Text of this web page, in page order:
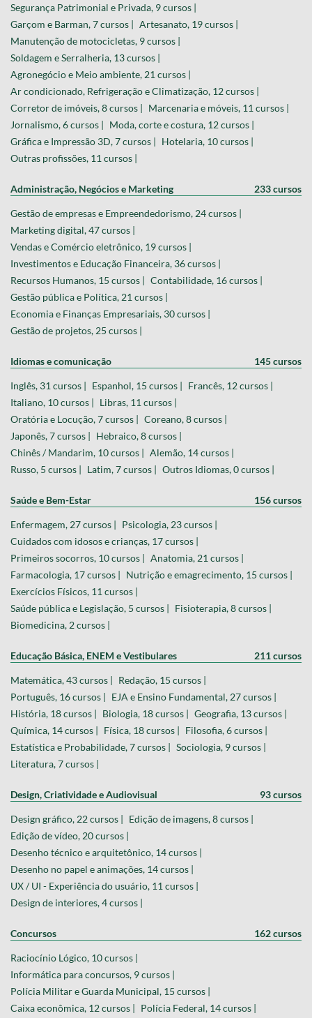
Segurança Patrimonial e Privada, 9 cursos |
Garçom e Barman, 7 cursos | Artesanato, 19 cursos |
Manutenção de motocicletas, 9 cursos |
Soldagem e Serralheria, 13 cursos |
Agronegócio e Meio ambiente, 21 cursos |
Ar condicionado, Refrigeração e Climatização, 12 cursos |
Corretor de imóveis, 8 cursos | Marcenaria e móveis, 11 cursos |
Jornalismo, 6 cursos | Moda, corte e costura, 12 cursos |
Gráfica e Impressão 3D, 7 cursos | Hotelaria, 10 cursos |
Outras profissões, 11 cursos |
Administração, Negócios e Marketing 233 cursos
Gestão de empresas e Empreendedorismo, 24 cursos |
Marketing digital, 47 cursos |
Vendas e Comércio eletrônico, 19 cursos |
Investimentos e Educação Financeira, 36 cursos |
Recursos Humanos, 15 cursos | Contabilidade, 16 cursos |
Gestão pública e Política, 21 cursos |
Economia e Finanças Empresariais, 30 cursos |
Gestão de projetos, 25 cursos |
Idiomas e comunicação 145 cursos
Inglês, 31 cursos | Espanhol, 15 cursos | Francês, 12 cursos |
Italiano, 10 cursos | Libras, 11 cursos |
Oratória e Locução, 7 cursos | Coreano, 8 cursos |
Japonês, 7 cursos | Hebraico, 8 cursos |
Chinês / Mandarim, 10 cursos | Alemão, 14 cursos |
Russo, 5 cursos | Latim, 7 cursos | Outros Idiomas, 0 cursos |
Saúde e Bem-Estar 156 cursos
Enfermagem, 27 cursos | Psicologia, 23 cursos |
Cuidados com idosos e crianças, 17 cursos |
Primeiros socorros, 10 cursos | Anatomia, 21 cursos |
Farmacologia, 17 cursos | Nutrição e emagrecimento, 15 cursos |
Exercícios Físicos, 11 cursos |
Saúde pública e Legislação, 5 cursos | Fisioterapia, 8 cursos |
Biomedicina, 2 cursos |
Educação Básica, ENEM e Vestibulares 211 cursos
Matemática, 43 cursos | Redação, 15 cursos |
Português, 16 cursos | EJA e Ensino Fundamental, 27 cursos |
História, 18 cursos | Biologia, 18 cursos | Geografia, 13 cursos |
Química, 14 cursos | Física, 18 cursos | Filosofia, 6 cursos |
Estatística e Probabilidade, 7 cursos | Sociologia, 9 cursos |
Literatura, 7 cursos |
Design, Criatividade e Audiovisual 93 cursos
Design gráfico, 22 cursos | Edição de imagens, 8 cursos |
Edição de vídeo, 20 cursos |
Desenho técnico e arquitetônico, 14 cursos |
Desenho no papel e animações, 14 cursos |
UX / UI - Experiência do usuário, 11 cursos |
Design de interiores, 4 cursos |
Concursos 162 cursos
Raciocínio Lógico, 10 cursos |
Informática para concursos, 9 cursos |
Polícia Militar e Guarda Municipal, 15 cursos |
Caixa econômica, 12 cursos | Polícia Federal, 14 cursos |